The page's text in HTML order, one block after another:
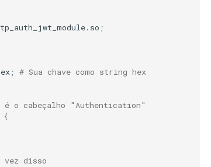
;
; # Sua chave como string hex
é o cabeçalho "Authentication"
{
vez disso